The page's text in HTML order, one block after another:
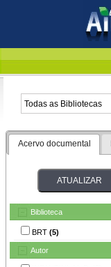
Acervo documental
Biblioteca
BRT (5)
Autor